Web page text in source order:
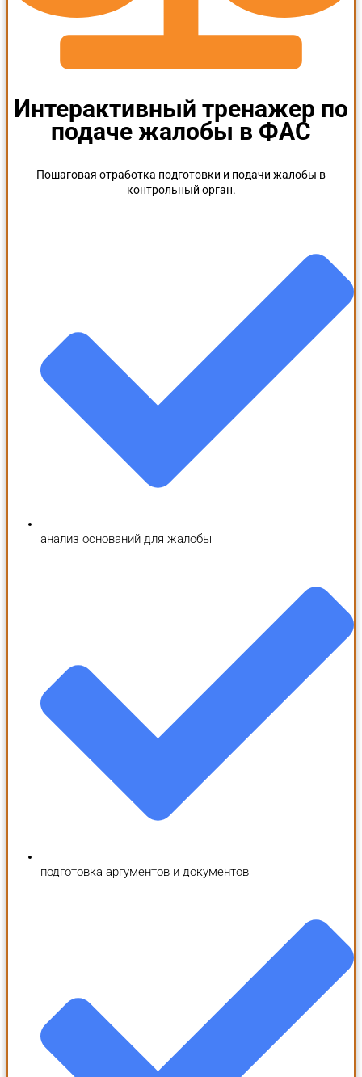
Интерактивный тренажер по
подаче жалобы в ФАС
Пошаговая отработка подготовки и подачи жалобы в
контрольный орган.
анализ оснований для жалобы
подготовка аргументов и документов